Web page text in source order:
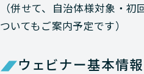
（併せて、自治体様対象・初
ついてもご案内予定です）
ウェビナー基本情報